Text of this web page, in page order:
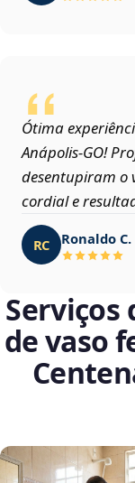
Ótima
Anápolis‑GO!
desentupiram o
cordial e
RC Ronaldo C.
Serviços
de vaso